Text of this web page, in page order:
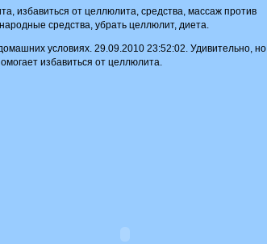
избавиться от целлюлита, средства, массаж против
средства, убрать целлюлит, диета.
условиях. 29.09.2010 23:52:02. Удивительно, но
избавиться от целлюлита.